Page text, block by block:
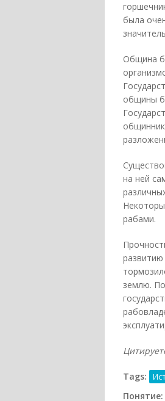
была
Община
общины
на ней
рабами.
землю.
Tags:
Понятие: